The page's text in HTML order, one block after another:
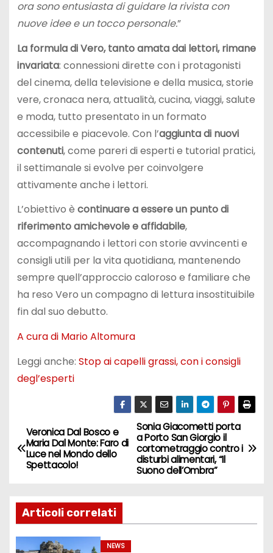
ora sono entusiasta di guidare la rivista con
nuove idee e un tocco personale.”
La formula di Vero, tanto amata dai lettori, rimane
invariata: connessioni dirette con i protagonisti
del cinema, della televisione e della musica, storie
vere, cronaca nera, attualità, cucina, viaggi, salute
e moda, tutto presentato in un formato
accessibile e piacevole. Con l’aggiunta di nuovi
contenuti, come pareri di esperti e tutorial pratici,
il settimanale si evolve per coinvolgere
attivamente anche i lettori.
L’obiettivo è continuare a essere un punto di
riferimento amichevole e affidabile,
accompagnando i lettori con storie avvincenti e
consigli utili per la vita quotidiana, mantenendo
sempre quell’approccio caloroso e familiare che
ha reso Vero un compagno di lettura insostituibile
fin dal suo debutto.
A cura di Mario Altomura
Leggi anche: Stop ai capelli grassi, con i consigli
degl’esperti
N
a
i
g
Sonia Giacometti porta
a Porto San Giorgio il
cortometraggio contro i
disturbi alimentari, “Il
Suono dell’Ombra”
Veronica Dal Bosco e
Maria Dal Monte: Faro di
Luce nel Mondo dello
Spettacolo!
Articoli correlati
NEWS